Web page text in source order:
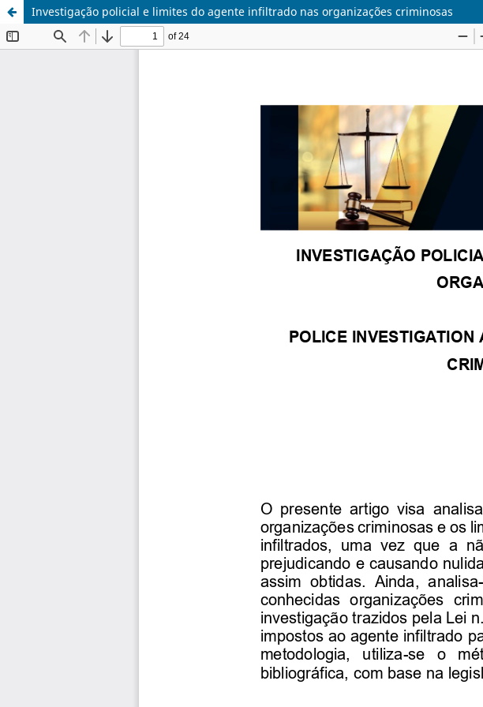
Investigação policial e limites do agente infiltrado nas organizações criminosas